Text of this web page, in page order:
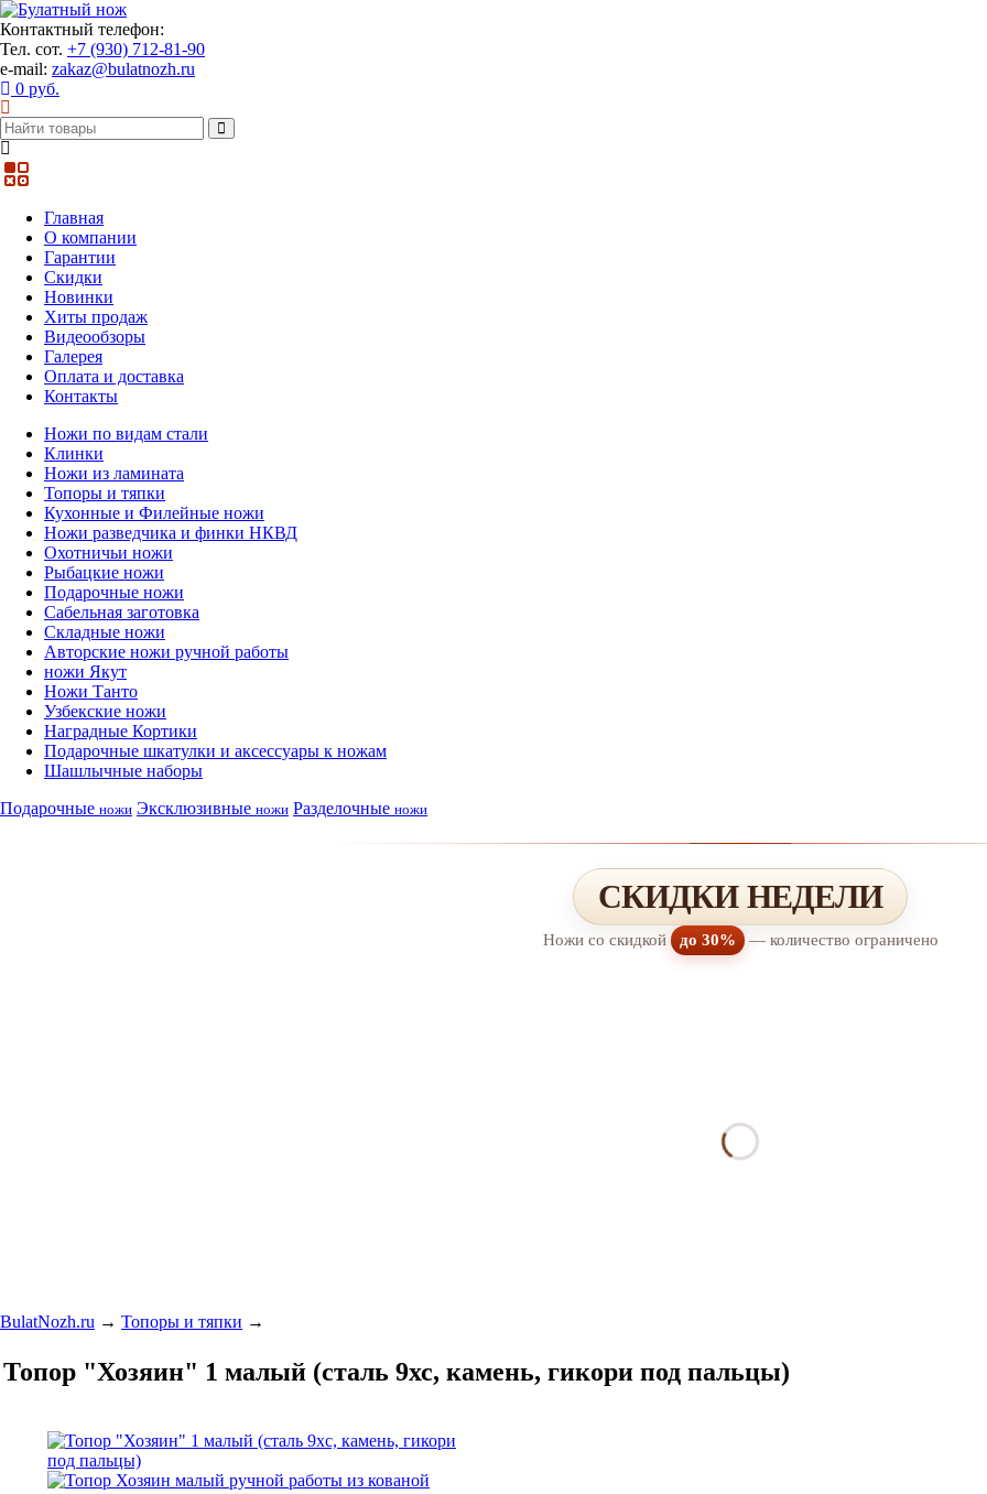
Контактный телефон:
Тел. сот. +7 (930) 712-81-90
e-mail: zakaz@bulatnozh.ru
0 руб.
Главная
О компании
Гарантии
Скидки
Новинки
Хиты продаж
Видеообзоры
Галерея
Оплата и доставка
Контакты
Ножи по видам стали
Клинки
Ножи из ламината
Топоры и тяпки
Кухонные и Филейные ножи
Ножи разведчика и финки НКВД
Охотничьи ножи
Рыбацкие ножи
Подарочные ножи
Сабельная заготовка
Складные ножи
Авторские ножи ручной работы
ножи Якут
Ножи Танто
Узбекские ножи
Наградные Кортики
Подарочные шкатулки и аксессуары к ножам
Шашлычные наборы
Подарочные ножи Эксклюзивные ножи Разделочные ножи
СКИДКИ НЕДЕЛИ
Ножи со скидкой до 30% — количество ограничено
BulatNozh.ru → Топоры и тяпки →
Топор "Хозяин" 1 малый (сталь 9хс, камень, гикори под пальцы)